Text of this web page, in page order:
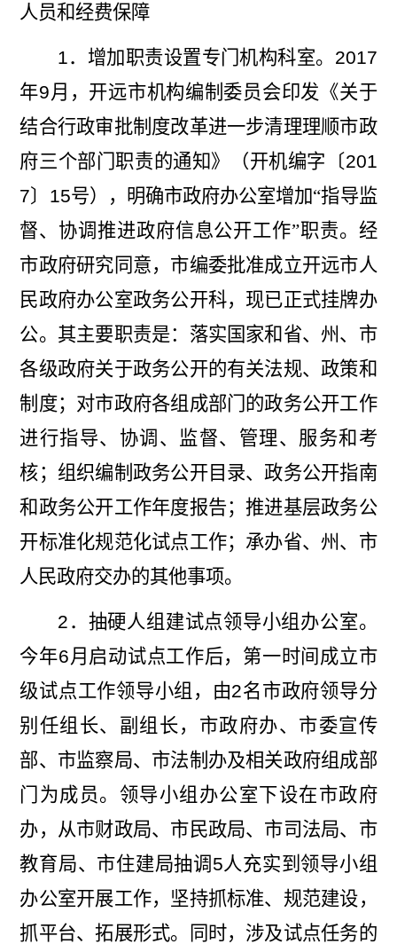
人员和经费保障
1．增加职责设置专门机构科室。 2017
年9月，开远市机构编制委员会印发《关于
结合行政审批制度改革进一步清理理顺市政
府三个部门职责的通知》（开机编字〔201
7〕 15号），明确市政府办公室增加“指导监
督、协调推进政府信息公开工作”职责。经
市政府研究同意，市编委批准成立开远市人
民政府办公室政务公开科，现已正式挂牌办
公。其主要职责是：落实国家和省、州、市
各级政府关于政务公开的有关法规、政策和
制度；对市政府各组成部门的政务公开工作
进行指导、协调、监督、管理、服务和考
核；组织编制政务公开目录、政务公开指南
和政务公开工作年度报告；推进基层政务公
开标准化规范化试点工作；承办省、州、市
人民政府交办的其他事项。
2 ．抽硬人组建试点领导小组办公室。
今年6月启动试点工作后，第一时间成立市
级试点工作领导小组，由2名市政府领导分
别任组长、副组长，市政府办、市委宣传
部、市监察局、市法制办及相关政府组成部
门为成员。领导小组办公室下设在市政府
办，从市财政局、市民政局、市司法局、市
教育局、市住建局抽调 5人充实到领导小组
办公室开展工作，坚持抓标准、规范建设，
抓平台、拓展形式。同时，涉及试点任务的